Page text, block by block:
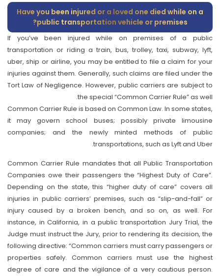
Have you been injured or a loved one died while on a
public transportation vehicle or premises?
If you’ve been injured while on premises of a public
transportation or riding a train, bus, trolley, taxi, subway, lyft,
uber, ship or airline, you may be entitled to file a claim for your
injuries against them. Generally, such claims are filed under the
Tort Law of Negligence. However, public carriers are subject to
the special “Common Carrier Rule” as well.
Common Carrier Rule is based on Common Law. In some states,
it may govern school buses; possibly private limousine
companies; and the newly minted methods of public
transportations, such as Lyft and Uber.
Common Carrier Rule mandates that all Public Transportation
Companies owe their passengers the “Highest Duty of Care”.
Depending on the state, this “higher duty of care” covers all
injuries in public carriers’ premises, such as “slip-and-fall” or
injury caused by a broken bench, and so on, as well. For
instance, in California, in a public transportation Jury Trial, the
Judge must instruct the Jury, prior to rendering its decision, the
following directive: “Common carriers must carry passengers or
properties safely. Common carriers must use the highest
degree of care and the vigilance of a very cautious person.